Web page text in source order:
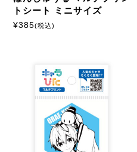
トシート ミニサイズ
¥385(税込)